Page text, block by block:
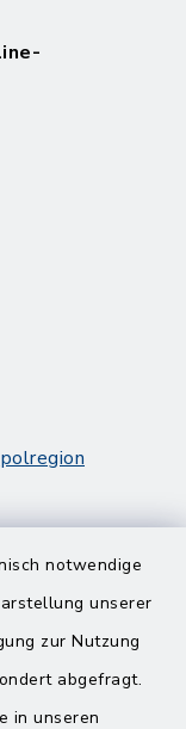
notwendige
unserer
zur Nutzung
abgefragt.
in unseren